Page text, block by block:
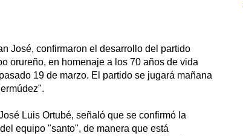
José, confirmaron el desarrollo del partido
orureño, en homenaje a los 70 años de vida
19 de marzo. El partido se jugará mañana
Luis Ortubé, señaló que se confirmó la
equipo "santo", de manera que está